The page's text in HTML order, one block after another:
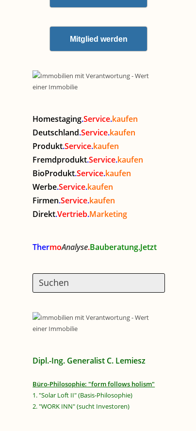
Mitglied werden
Homestaging.Service.kaufen
Deutschland.Service.kaufen
Produkt.Service.kaufen
Fremdprodukt.Service.kaufen
BioProdukt.Service.kaufen
Werbe.Service.kaufen
Firmen.Service.kaufen
Direkt.Vertrieb.Marketing
ThermoAnalyse.Bauberatung.Jetzt
Dipl.-Ing. Generalist C. Lemiesz
Büro-Philosophie: "form follows holism"
1. "Solar Loft II" (Basis-Philosophie)
2. "WORK INN" (sucht Investoren)